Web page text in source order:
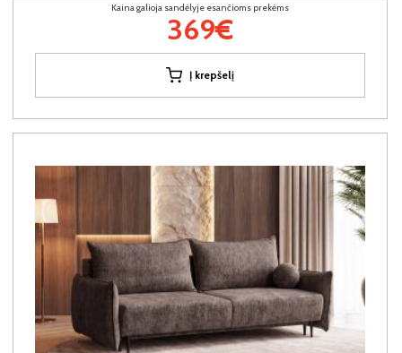
Kaina galioja sandėlyje esančioms prekėms
369€
Į krepšelį